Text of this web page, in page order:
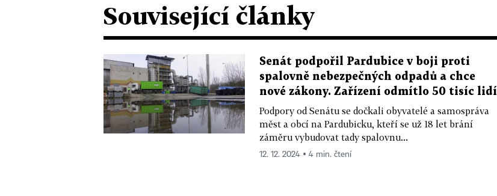
Související články
Senát podpořil Pardubice v boji proti
spalovně nebezpečných odpadů a chce
nové zákony. Zařízení odmítlo 50 tisíc lidí
Podpory od Senátu se dočkali obyvatelé a samospráva
měst a obcí na Pardubicku, kteří se už 18 let brání
záměru vybudovat tady spalovnu...
12. 12. 2024 ▪ 4 min. čtení